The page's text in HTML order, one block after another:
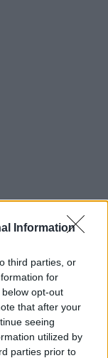
Information
third parties, or
for
opt-out
that after your
seeing
utilized by
parties prior to